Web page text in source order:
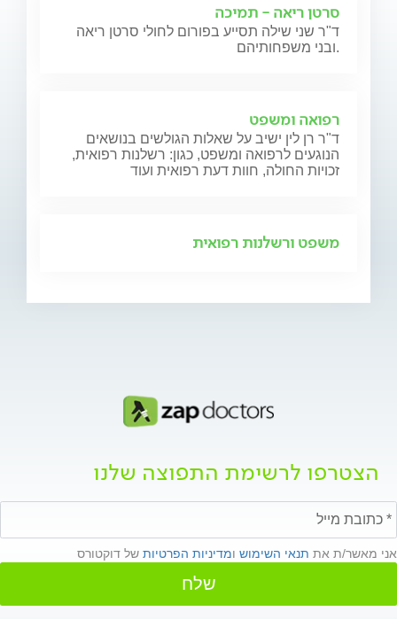
סרטן ריאה - תמיכה
ד"ר שני שילה תסייע בפורום לחולי סרטן ריאה
ובני משפחותיהם.
רפואה ומשפט
ד"ר רן לין ישיב על שאלות הגולשים בנושאים
הנוגעים לרפואה ומשפט, כגון: רשלנות רפואית,
זכויות החולה, חוות דעת רפואית ועוד
משפט ורשלנות רפואית
הצטרפו לרשימת התפוצה שלנו
אני מאשר/ת את תנאי השימוש ומדיניות הפרטיות של דוקטורס
שלח